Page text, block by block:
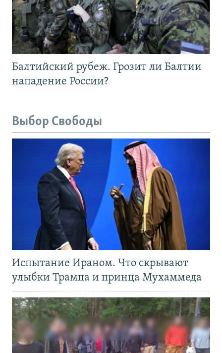
Балтийский рубеж. Грозит ли Балтии
нападение России?
Выбор Свободы
Испытание Ираном. Что скрывают
улыбки Трампа и принца Мухаммеда